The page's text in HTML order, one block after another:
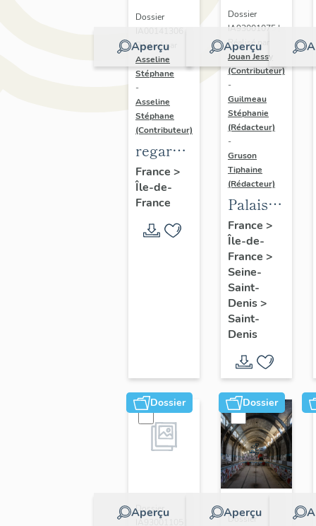
Aperçu
Dossier
Réalisé par
Asseline
Stéphane
-
Asseline
Stéphane
(Contributeur)
regard
photographique
sur les
paysages
de la
France >
Île-de-
France
Aperçu
Dossier
IA93001075 |
Réalisé par
Jouan Jessy
(Contributeur)
-
Guilmeau
Stéphanie
(Rédacteur)
-
Gruson
Tiphaine
(Rédacteur)
Palais
des
sports
et stade
Auguste
Delaune
de
Saint-
Denis
France >
Île-de-
France >
Seine-
Saint-
Denis>
Saint-
Denis
Dossier
Aperçu
Dossier
Dossier
Aperçu
Dossier